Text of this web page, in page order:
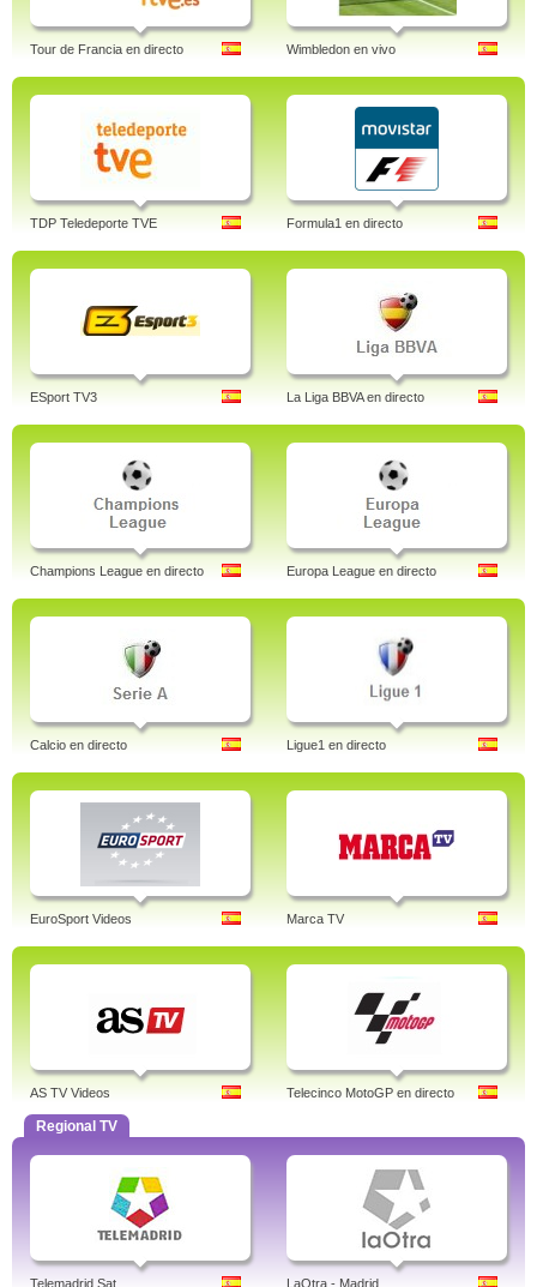
Tour de Francia en directo Wimbledon en vivo
TDP Teledeporte TVE Formula1 en directo
ESport TV3 La Liga BBVA en directo
Champions League en directo Europa League en directo
Calcio en directo Ligue1 en directo
EuroSport Videos Marca TV
AS TV Videos Telecinco MotoGP en directo
Regional TV
Telemadrid Sat LaOtra - Madrid